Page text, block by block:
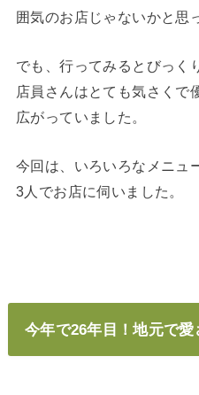
囲気のお店じゃないかと思
でも、行ってみるとびっく
店員さんはとても気さくで
広がっていました。
今回は、いろいろなメニュ
3人でお店に伺いました。
今年で26年目！地元で愛